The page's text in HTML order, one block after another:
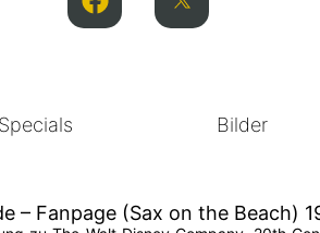
Specials Bilder
– Fanpage (Sax on the Beach)